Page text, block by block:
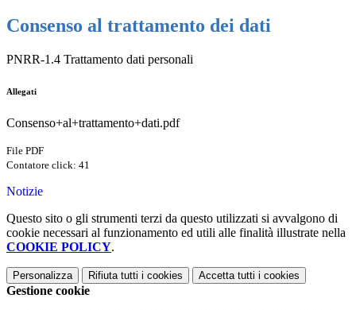
Consenso al trattamento dei dati
PNRR-1.4 Trattamento dati personali
Allegati
Consenso+al+trattamento+dati.pdf
File PDF
Contatore click: 41
Notizie
Questo sito o gli strumenti terzi da questo utilizzati si avvalgono di
cookie necessari al funzionamento ed utili alle finalità illustrate nella
COOKIE POLICY.
Personalizza Rifiuta tutti i cookies Accetta tutti i cookies
Gestione cookie